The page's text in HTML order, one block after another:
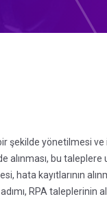
şekilde yönetilmesi
alınması, bu taleplere
hata kayıtlarının
RPA taleplerinin